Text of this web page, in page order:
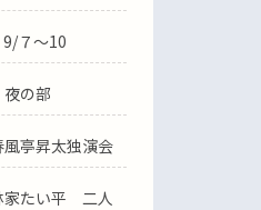
７～10
の部
亭昇太独演会
家たい平 二人